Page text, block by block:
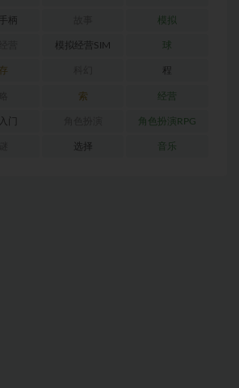
柄 模拟
模拟经营SIM 球
程
索 经营
门 角色扮演RPG
选择 音乐